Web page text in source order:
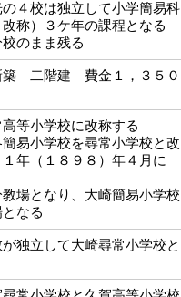
４校は独立して小学簡易科
改称）３ケ年の課程となる
のまま残る
築 二階建 費金１，３５０
等小学校に改称する
易小学校を尋常小学校と改
年（１８９８）年４月に
場となり、大崎簡易小学校
なる
独立して大崎尋常小学校と